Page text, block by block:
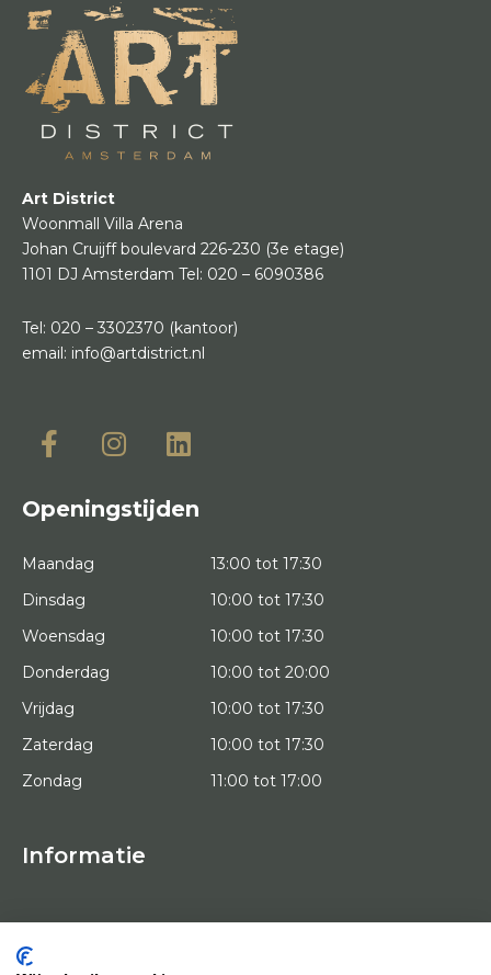
Art District
Woonmall Villa Arena
Johan Cruijff boulevard 226-230 (3e etage)
1101 DJ Amsterdam Tel: 020 – 6090386
Tel: 020 – 3302370 (kantoor)
email: info@artdistrict.nl
Openingstijden
Maandag
13:00 tot 17:30
Dinsdag
10:00 tot 17:30
Woensdag
10:00 tot 17:30
Donderdag
10:00 tot 20:00
Vrijdag
10:00 tot 17:30
Zaterdag
10:00 tot 17:30
Zondag
11:00 tot 17:00
Informatie
HOME
KUNSTENAARS